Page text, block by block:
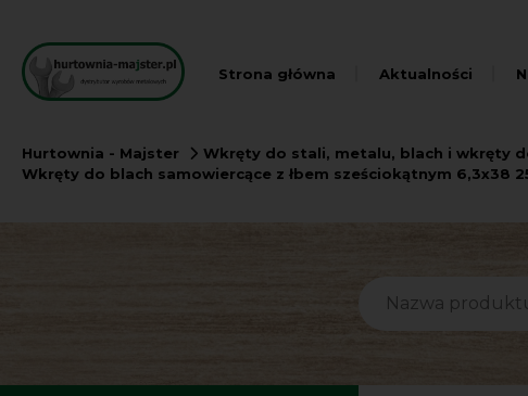
Strona główna Aktualności
Hurtownia - Majster Wkręty do stali, metalu, blach i wkręty
Wkręty do blach samowiercące z łbem sześciokątnym 6,3x38